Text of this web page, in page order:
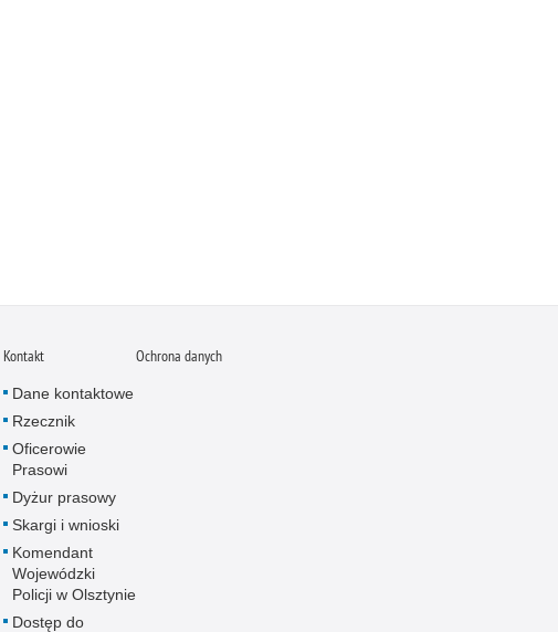
Kontakt
Dane kontaktowe
Rzecznik
Oficerowie
Prasowi
Dyżur prasowy
Skargi i wnioski
Komendant
Wojewódzki
Policji w Olsztynie
Dostęp do
Ochrona danych